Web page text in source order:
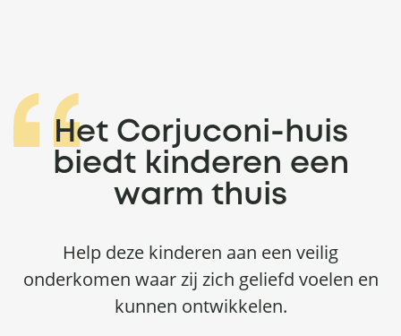
Het Corjuconi-huis
biedt kinderen een
warm thuis
Help deze kinderen aan een veilig
onderkomen waar zij zich geliefd voelen en
kunnen ontwikkelen.